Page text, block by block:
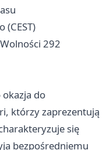
292
do
którzy zaprezentują
się
bezpośredniemu